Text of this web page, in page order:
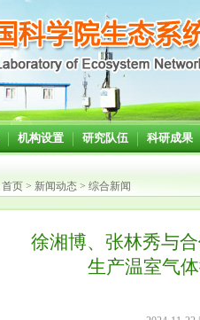
机构设置 研究队伍 科研成果
首页 > 新闻动态 > 综合新闻
徐湘博、张林秀与
生产温室气